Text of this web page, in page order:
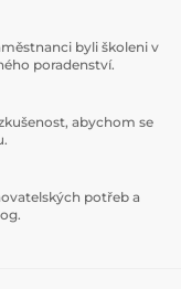
byli školeni v
poradenství.
abychom se
potřeb a